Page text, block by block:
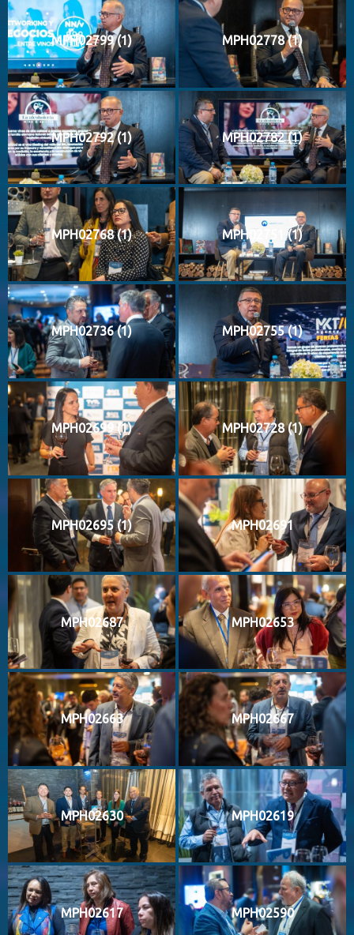
MPH02799 (1) MPH02778 (1)
MPH02792 (1) MPH02782 (1)
MPH02768 (1) MPH02751 (1)
MPH02736 (1) MPH02755 (1)
MPH02699 (1) MPH02728 (1)
MPH02695 (1) MPH02691
MPH02687 MPH02653
MPH02663 MPH02667
MPH02630 MPH02619
MPH02617 MPH02590